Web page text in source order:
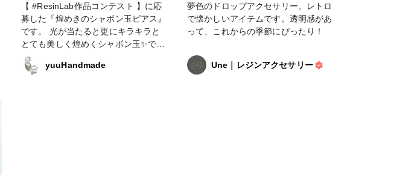
【 #ResinLab作品コンテスト 】に応
募した『煌めきのシャボン玉ピアス』
です。 光が当たると更にキラキラと
とても美しく煌めくシャボン玉✨です
♪ #アクセサリー部 #ピアス #清原
#LEDレジン #シャボン玉
yuuHandmade
夢色のドロップアクセサリー。レトロ
で懐かしいアイテムです。透明感があ
って、これからの季節にぴったり！
Une｜レジンアクセサリー